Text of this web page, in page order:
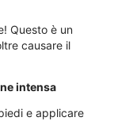
Questo è un
causare il
intensa
e applicare